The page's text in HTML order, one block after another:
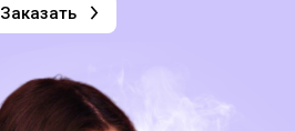
Заказать